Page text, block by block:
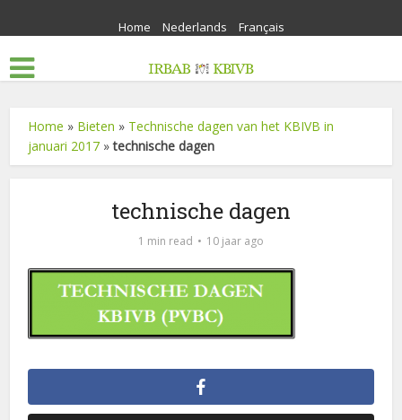
Home Nederlands Français
Home » Bieten » Technische dagen van het KBIVB in
januari 2017 »technische dagen
technische dagen
1 min read 10 jaar ago